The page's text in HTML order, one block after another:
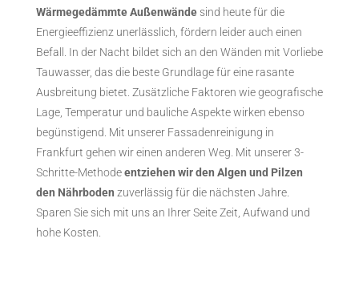
Wärmegedämmte Außenwändesind heute für die
Energieeffizienz unerlässlich, fördern leider auch einen
Befall. In der Nacht bildet sich an den Wänden mit Vorliebe
Tauwasser, das die beste Grundlage für eine rasante
Ausbreitung bietet. Zusätzliche Faktoren wie geografische
Lage, Temperatur und bauliche Aspekte wirken ebenso
begünstigend. Mit unserer Fassadenreinigung in
Frankfurt gehen wir einen anderen Weg. Mit unserer 3-
Schritte-Methodeentziehen wir den Algen und Pilzen
den Nährboden zuverlässig für die nächsten Jahre.
Sparen Sie sich mit uns an Ihrer Seite Zeit, Aufwand und
hohe Kosten.